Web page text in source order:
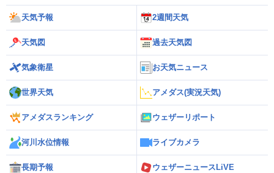
天気予報 2週間天気
天気図 過去天気図
気象衛星 お天気ニュース
世界天気 アメダス(実況天気)
アメダスランキング ウェザーリポート
河川水位情報 ライブカメラ
長期予報 ウェザーニュースLiVE